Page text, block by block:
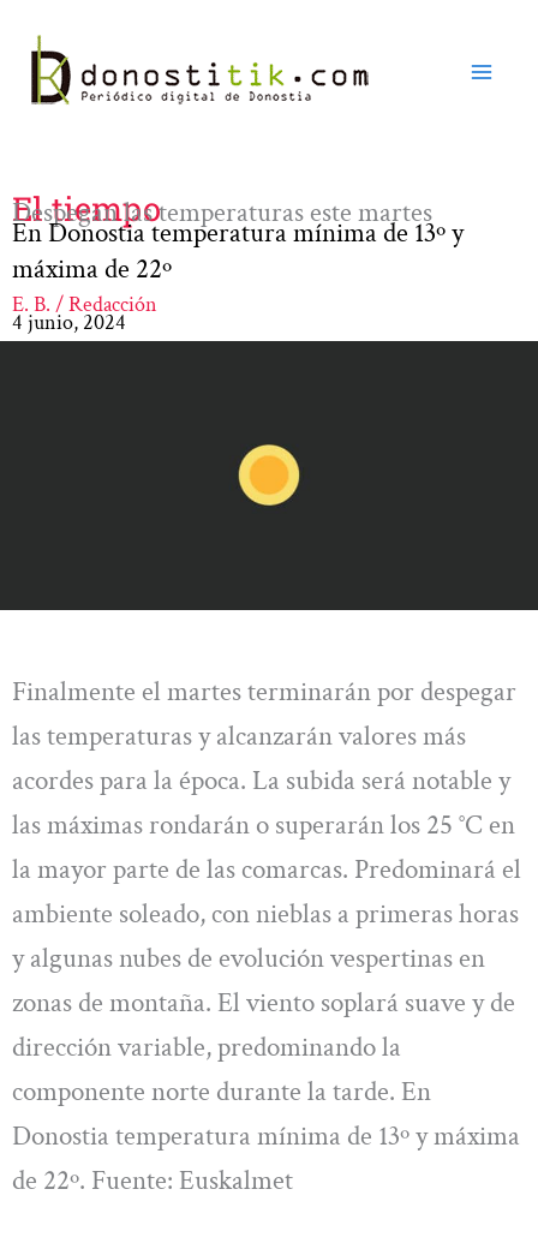
contenido
El tiempo
Despegan las temperaturas este martes
En Donostia temperatura mínima de 13º y
máxima de 22º
E. B. / Redacción
4 junio, 2024
Finalmente el martes terminarán por despegar
las temperaturas y alcanzarán valores más
acordes para la época. La subida será notable y
las máximas rondarán o superarán los 25 °C en
la mayor parte de las comarcas. Predominará el
ambiente soleado, con nieblas a primeras horas
y algunas nubes de evolución vespertinas en
zonas de montaña. El viento soplará suave y de
dirección variable, predominando la
componente norte durante la tarde. En
Donostia temperatura mínima de 13º y máxima
de 22º. Fuente: Euskalmet